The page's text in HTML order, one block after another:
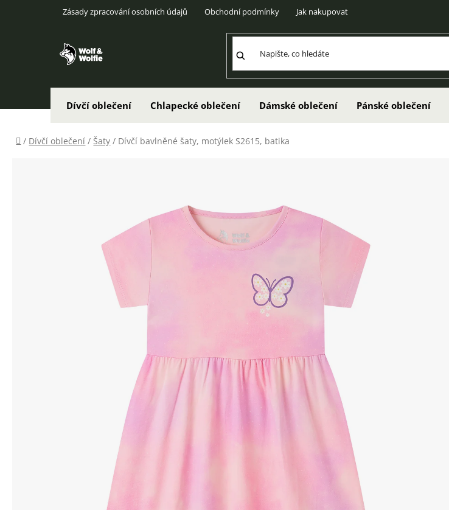
Zásady zpracování osobních údajů Obchodní podmínky Jak nakupovat
Dívčí oblečení Chlapecké oblečení Dámské oblečení Pánské oblečení
Domů
/ Dívčí oblečení / Šaty / Dívčí bavlněné šaty, motýlek S2615, batika